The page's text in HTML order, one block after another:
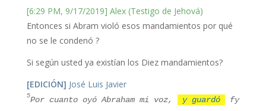
[6:29 PM, 9/17/2019] Alex (Testigo de Jehová)
Entonces si Abram violó esos mandamientos por qué
no se le condenó ?
Si según usted ya existían los Diez mandamientos?
[EDICIÓN] José Luis Javier
5Por cuanto oyó Abraham mi voz, y guardó
fy